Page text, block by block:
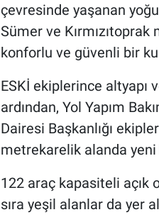
çevresinde yaşanan
Sümer ve
konforlu ve güvenli bir
ESKİ ekiplerince altyapı
ardından, Yol Yapım
Dairesi Başkanlığı
metrekarelik alanda
122 araç kapasiteli açık
sıra yeşil alanlar da yer